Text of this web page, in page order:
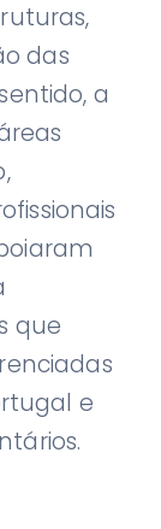
das
a
que
e